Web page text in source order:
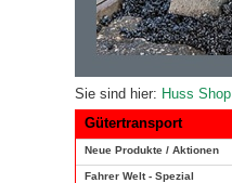
Sie sind hier: Huss Shop
Gütertransport
Neue Produkte / Aktionen
Fahrer Welt - Spezial